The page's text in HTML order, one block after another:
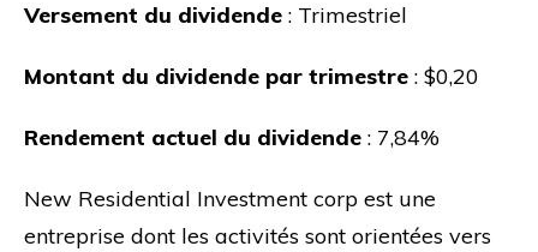
Versement du dividende : Trimestriel
Montant du dividende par trimestre : $0,20
Rendement actuel du dividende : 7,84%
New Residential Investment corp est une
entreprise dont les activités sont orientées vers